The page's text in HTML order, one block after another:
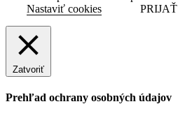
Nastaviť cookies
PRIJAŤ
Zatvoriť
Prehľad ochrany osobných údajov